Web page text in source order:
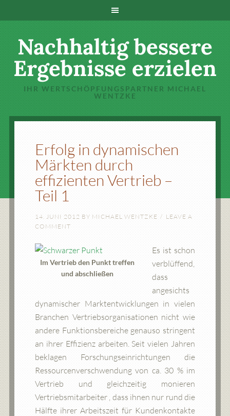
Nachhaltig bessere
Ergebnisse erzielen
IHR WERTSCHÖPFUNGSPARTNER MICHAEL
WENTZKE
Erfolg in dynamischen
Märkten durch
effizienten Vertrieb –
Teil 1
14. JUNI 2012 BY MICHAEL WENTZKE
LEAVE A
COMMENT
Im Vertrieb den Punkt treffen
und abschließen
Es ist schon
verblüffend,
dass
angesichts
dynamischer Marktentwicklungen in vielen
Branchen Vertriebsorganisationen nicht wie
andere Funktionsbereiche genauso stringent
an ihrer Effizienz arbeiten. Seit vielen Jahren
beklagen Forschungseinrichtungen die
Ressourcenverschwendung von ca. 30 % im
Vertrieb und gleichzeitig monieren
Vertriebsmitarbeiter , dass ihnen nur rund die
Hälfte ihrer Arbeitszeit für Kundenkontakte